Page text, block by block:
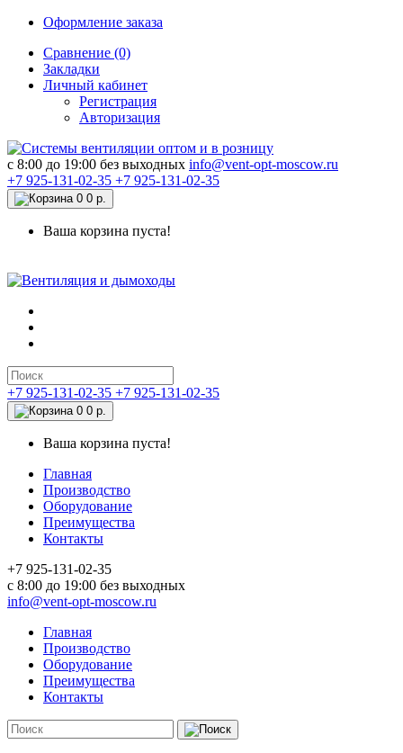
Оформление заказа
Сравнение (0)
Закладки
Личный кабинет
Регистрация
Авторизация
c 8:00 до 19:00 без выходных info@vent-opt-moscow.ru
+7 925-131-02-35 +7 925-131-02-35
0 0 р.
Ваша корзина пуста!
+7 925-131-02-35 +7 925-131-02-35
0 0 р.
Ваша корзина пуста!
Главная
Производство
Оборудование
Преимущества
Контакты
+7 925-131-02-35
c 8:00 до 19:00 без выходных
info@vent-opt-moscow.ru
Главная
Производство
Оборудование
Преимущества
Контакты